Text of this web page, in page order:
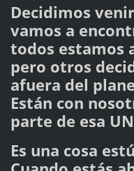
Decidimos
vamos a
todos estamos
pero otros
afuera del
Están con
parte de esa
Es una cosa